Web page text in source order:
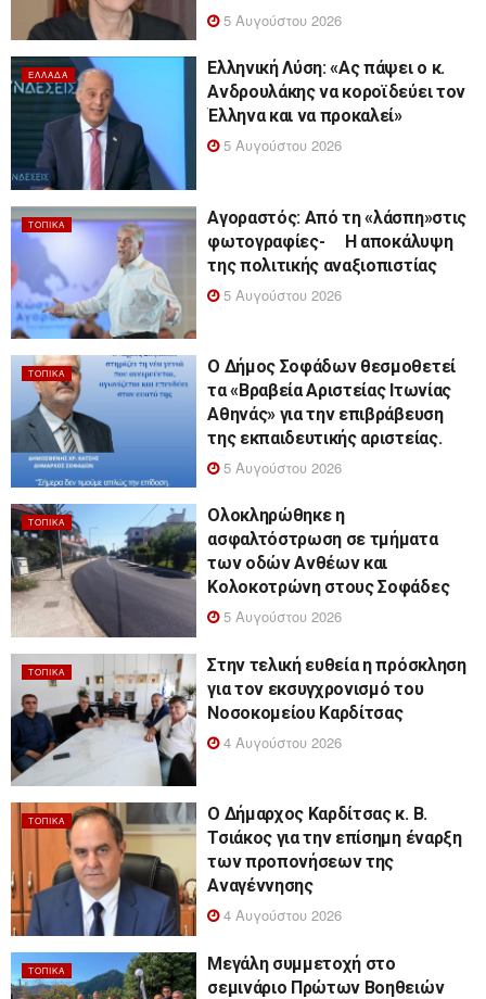
5 Αυγούστου 2026
ΕΛΛΆΔΑ
Ελληνική Λύση: «Ας πάψει ο κ.
Ανδρουλάκης να κοροϊδεύει τον
Έλληνα και να προκαλεί»
5 Αυγούστου 2026
ΤΟΠΙΚΆ
Αγοραστός: Από τη «λάσπη»στις
φωτογραφίες- Η αποκάλυψη
της πολιτικής αναξιοπιστίας
5 Αυγούστου 2026
ΤΟΠΙΚΆ
Ο Δήμος Σοφάδων θεσμοθετεί
τα «Βραβεία Αριστείας Ιτωνίας
Αθηνάς» για την επιβράβευση
της εκπαιδευτικής αριστείας.
5 Αυγούστου 2026
ΤΟΠΙΚΆ
Ολοκληρώθηκε η
ασφαλτόστρωση σε τμήματα
των οδών Ανθέων και
Κολοκοτρώνη στους Σοφάδες
5 Αυγούστου 2026
ΤΟΠΙΚΆ
Στην τελική ευθεία η πρόσκληση
για τον εκσυγχρονισμό του
Νοσοκομείου Καρδίτσας
4 Αυγούστου 2026
ΤΟΠΙΚΆ
Ο Δήμαρχος Καρδίτσας κ. Β.
Τσιάκος για την επίσημη έναρξη
των προπονήσεων της
Αναγέννησης
4 Αυγούστου 2026
ΤΟΠΙΚΆ
Μεγάλη συμμετοχή στο
σεμινάριο Πρώτων Βοηθειών